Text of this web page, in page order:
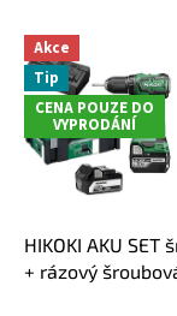
ě
d
Akce
Tip
CENA POUZE DO
VYPRODÁNÍ
HIKOKI AKU SET
+ rázový